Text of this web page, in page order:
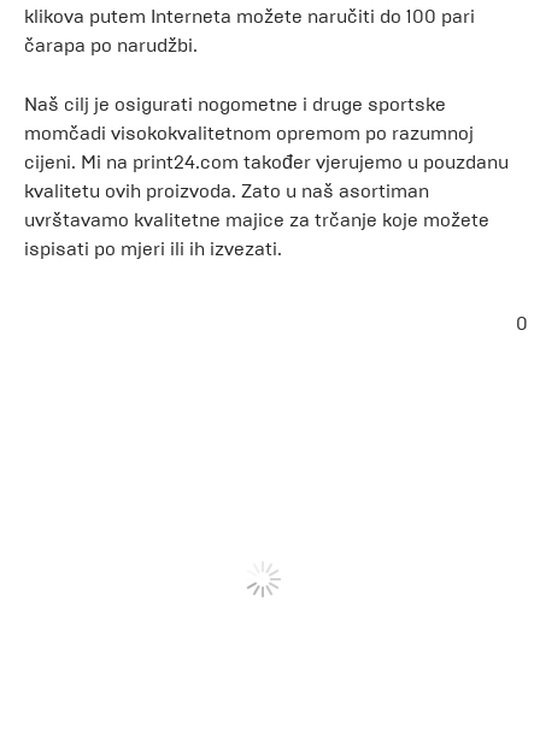
klikova putem Interneta možete naručiti do 100 pari
čarapa po narudžbi.
Naš cilj je osigurati nogometne i druge sportske
momčadi visokokvalitetnom opremom po razumnoj
cijeni. Mi na print24.com također vjerujemo u pouzdanu
kvalitetu ovih proizvoda. Zato u naš asortiman
uvrštavamo kvalitetne majice za trčanje koje možete
ispisati po mjeri ili ih izvezati.
0